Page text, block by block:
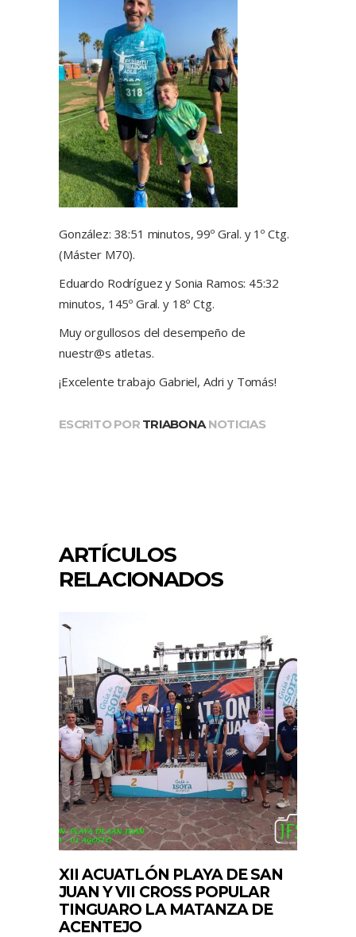
González: 38:51 minutos, 99º Gral. y 1º Ctg.
(Máster M70).
Eduardo Rodríguez y Sonia Ramos: 45:32
minutos, 145º Gral. y 18º Ctg.
Muy orgullosos del desempeño de
nuestr@s atletas.
¡Excelente trabajo Gabriel, Adri y Tomás!
ESCRITO POR TRIABONA NOTICIAS
ARTÍCULOS
RELACIONADOS
XII ACUATLÓN PLAYA DE SAN
JUAN Y VII CROSS POPULAR
TINGUARO LA MATANZA DE
ACENTEJO